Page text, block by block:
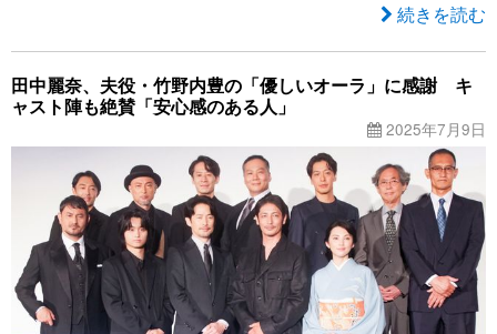
続きを読む
田中麗奈、夫役・竹野内豊の「優しいオーラ」に感謝 キ
ャスト陣も絶賛「安心感のある人」
2025年7月9日